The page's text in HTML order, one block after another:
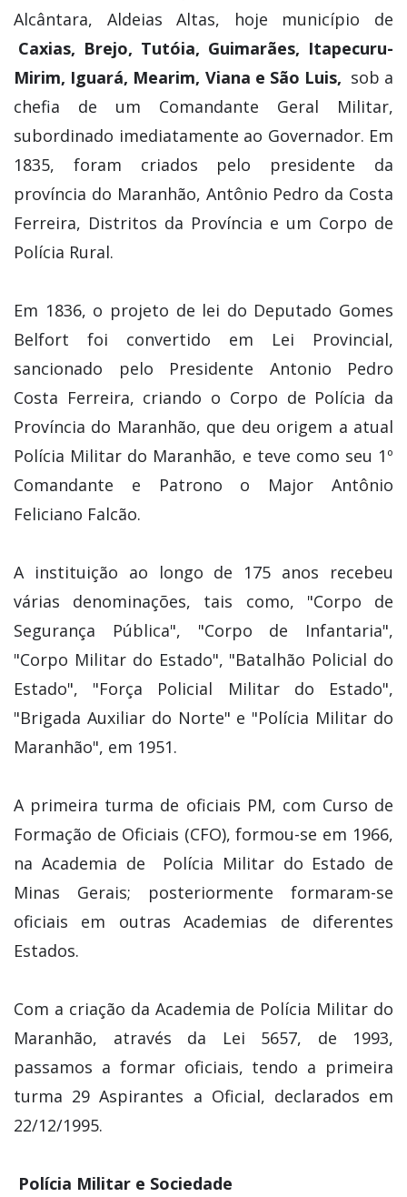
subordinado imediatamente ao Governador. Em
1835, foram criados pelo presidente da
província do Maranhão, Antônio Pedro da Costa
Ferreira, Distritos da Província e um Corpo de
Polícia Rural.
Em 1836, o projeto de lei do Deputado Gomes
Belfort foi convertido em Lei Provincial,
sancionado pelo Presidente Antonio Pedro
Província do Maranhão, que deu origem a atual
Polícia Militar do Maranhão, e teve como seu 1º
Comandante e Patrono o Major Antônio
Feliciano Falcão.
A instituição ao longo de 175 anos recebeu
várias denominações, tais como, "Corpo de
Segurança Pública", "Corpo de Infantaria",
Estado", "Força Policial Militar do Estado",
"Brigada Auxiliar do Norte" e "Polícia Militar do
Maranhão", em 1951.
A primeira turma de oficiais PM, com Curso de
Formação de Oficiais (CFO), formou-se em 1966,
na Academia de Polícia Militar do Estado de
oficiais em outras Academias de diferentes
Estados.
Com a criação da Academia de Polícia Militar do
Maranhão, através da Lei 5657, de 1993,
passamos a formar oficiais, tendo a primeira
22/12/1995.
Polícia Militar e Sociedade
A Polícia Militar do Maranhão tem por função
preservação da ordem pública no Estado do